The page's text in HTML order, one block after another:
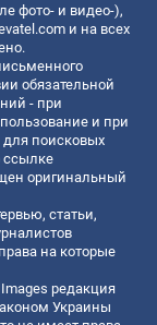
фото- и видео-),
и на всех
обязательной
- при
и при
поисковых
ссылке
оригинальный
статьи,
на которые
редакция
Украины